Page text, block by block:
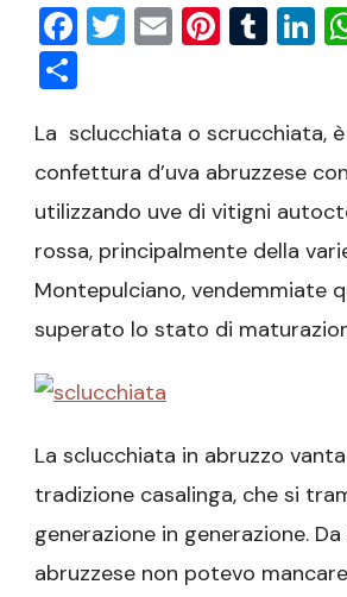
Facebook
Twitter
Email
La sclucchiata o scrucchiata,
confettura d’uva abruzzese
utilizzando uve di vitigni
rossa, principalmente della
Montepulciano, vendemmiate
superato lo stato di
La sclucchiata in abruzzo
tradizione casalinga, che si
generazione in generazione.
abruzzese non potevo